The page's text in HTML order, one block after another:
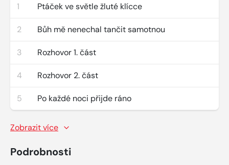
1 Ptáček ve světle žluté klícce
2 Bůh mě nenechal tančit samotnou
3 Rozhovor 1. část
4 Rozhovor 2. část
5 Po každé noci přijde ráno
Zobrazit více
Podrobnosti